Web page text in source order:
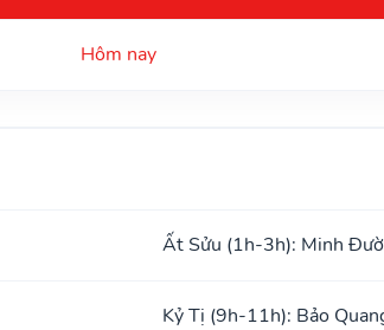
Hôm nay
Ất Sửu (1h-3h): Minh
Kỷ Tị (9h-11h): Bảo